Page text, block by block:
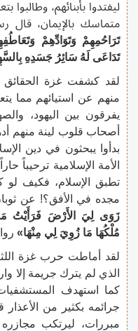
ليفتدوا بأبنائهم،
متماسك بالإيمان،
تَرَاحُمِهِمْ وَتَوَادِّهِمْ
تَدَاعَى لَهُ سَائِرُ جَسَدِهِ
لقد كشفت غزة الحقائق
منهم عن استيائهم مما
يفرقون بين اليهود،
أصحاب قلوب لينة منهم
بدأوا يبحثون في دين
الأمة الإسلامية ترحيباً
تطبق الإسلام، فكيف لو
مجده في الأفق؟! عن
زَوَى لِيَ الأَرْضَ فَرَأَيْتُ
مُلْكُهَا مَا زُوِيَ لِي مِنْهَا»
لقد أماطت حرب غزة
الذي لم يترك جريمة إلا
كما استهدف
جرائمه بكثير من
مبررات، ليرتكب